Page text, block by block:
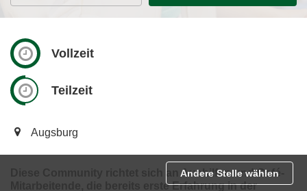
Vollzeit
Teilzeit
Augsburg
Diese Community richtet sich an Aushilfen und Café-
Mitarbeitende, die bereits erste Erfahrung in der
Andere Stelle wählen